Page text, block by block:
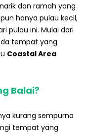
dan ramah yang
hanya pulau kecil,
pulau ini. Mulai dari
tempat yang
Coastal Area
Balai?
kurang sempurna
tempat yang